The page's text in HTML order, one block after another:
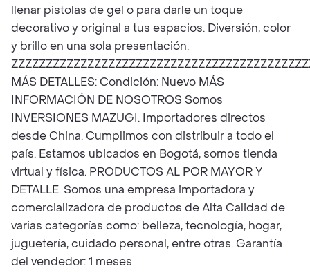
llenar pistolas de gel o para darle un toque
decorativo y original a tus espacios. Diversión, color
y brillo en una sola presentación.
MÁS DETALLES: Condición: Nuevo MÁS
INFORMACIÓN DE NOSOTROS Somos
INVERSIONES MAZUGI. Importadores directos
desde China. Cumplimos con distribuir a todo el
país. Estamos ubicados en Bogotá, somos tienda
virtual y física. PRODUCTOS AL POR MAYOR Y
DETALLE. Somos una empresa importadora y
comercializadora de productos de Alta Calidad de
varias categorías como: belleza, tecnología, hogar,
juguetería, cuidado personal, entre otras. Garantía
del vendedor: 1 meses